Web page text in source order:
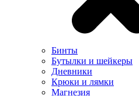
Бинты
Бутылки и шейкеры
Дневники
Крюки и лямки
Магнезия